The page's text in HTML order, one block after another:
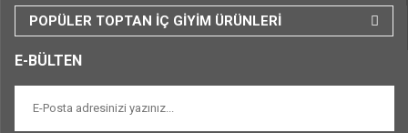
POPÜLER TOPTAN İÇ GİYİM ÜRÜNLERİ
E-BÜLTEN